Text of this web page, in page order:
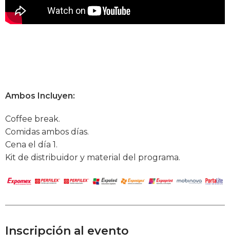
Ambos Incluyen:
Coffee break.
Comidas ambos días.
Cena el día 1.
Kit de distribuidor y material del programa.
Inscripción al evento